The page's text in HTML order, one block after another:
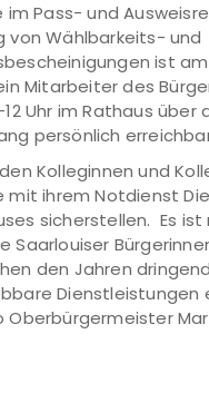
im Pass- und
von Wählbarkeits- und
ist am
Mitarbeiter des
Uhr im Rathaus über
persönlich
Kolleginnen und
mit ihrem Notdienst
sicherstellen. Es ist
Saarlouiser
den Jahren
Dienstleistungen
Oberbürgermeister